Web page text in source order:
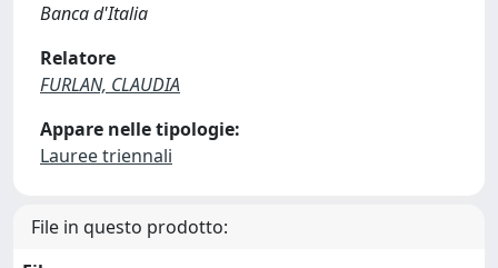
Banca d'Italia
Relatore
FURLAN, CLAUDIA
Appare nelle tipologie:
Lauree triennali
File in questo prodotto: